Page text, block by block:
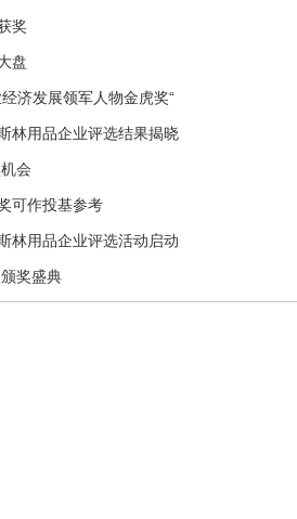
奖
盘
济发展领军人物金虎奖“
林用品企业评选结果揭晓
会
可作投基参考
林用品企业评选活动启动
奖盛典